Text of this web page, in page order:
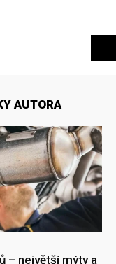
AUTORA
– největší mýty a